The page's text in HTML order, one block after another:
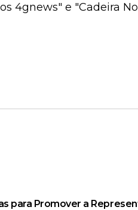
4gnews" e "Cadeira
para Promover a